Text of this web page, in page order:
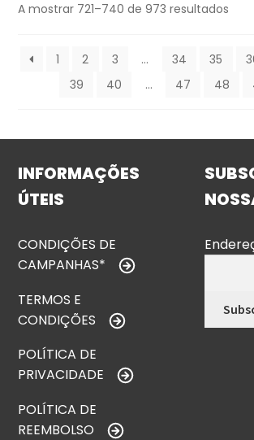
A mostrar 721–740 de 973 resultados
1 2 3 … 34 35
39
40 … 47 48
INFORMAÇÕES
ÚTEIS
CONDIÇÕES DE
CAMPANHAS*
TERMOS E
CONDIÇÕES
POLÍTICA DE
PRIVACIDADE
POLÍTICA DE
REEMBOLSO